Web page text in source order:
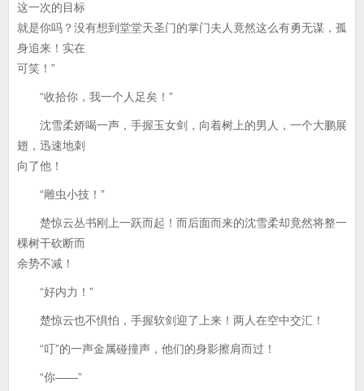
这一次的目标
就是你吗？没有想到堂堂天圣门的掌门夫人竟然这么有勇无谋，孤
身追来！实在
可笑！”
“收拾你，我一个人足矣！”
沈雪柔娇喝一声，手握玉女剑，向着树上的男人，一个大鹏展
翅，迅速地刺
向了他！
“雕虫小技！”
楚惊云丛书刚上一跃而起！而后面而来的沈雪柔却竟然将整一
棵树干砍断而
余势不减！
“好内力！”
楚惊云也不惧怕，手握软剑迎了上来！两人在空中交汇！
“叮”的一声金属碰撞声，他们的身影擦肩而过！
“你——”